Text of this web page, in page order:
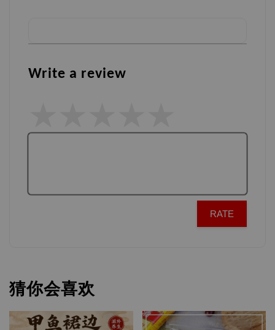
Write a review
RATE
猜你会喜欢